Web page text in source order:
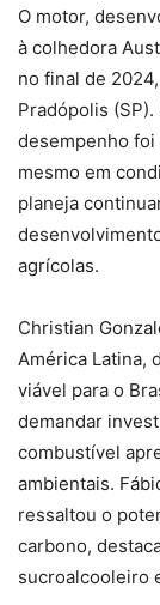
O motor,
à colhedora
no final de
Pradópolis
desempenho foi
mesmo em
planeja
agrícolas.
Christian
América Latina,
viável para o
demandar
combustível
ambientais.
ressaltou o
carbono,
sucroalcooleiro